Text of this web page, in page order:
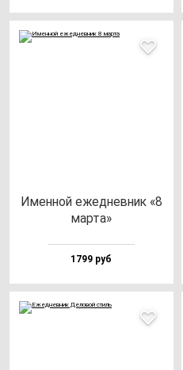
Имен­ной ежед­нев­ник «8
мар­та»
1799 руб